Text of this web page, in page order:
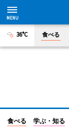
36°C 食べる
食べる 学ぶ・知る